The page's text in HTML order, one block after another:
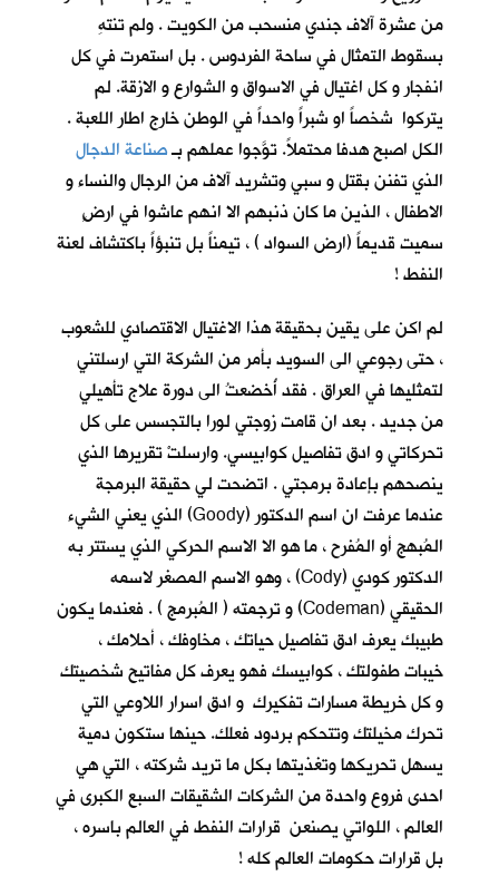
من عشرة آلاف جندي منسحب من الكويت . ولم تنتهِ
بسقوط التمثال في ساحة الفردوس . بل استمرت في كل
انفجار و كل اغتيال في الاسواق و الشوارع و الازقة. لم
يتركوا شخصاً او شبراً واحداً في الوطن خارج اطار اللعبة .
الكل اصبح هدفا محتملاً. توَّجوا عملهم بـصناعة الدجال
الذي تفنن بقتل و سبي وتشريد آلاف من الرجال والنساء و
الاطفال ، الذين ما كان ذنبهم الا انهم عاشوا في ارضٍ
سميت قديماً (ارض السواد ) ، تيمناً بل تنبؤاً باكتشاف لعنة
النفط !
لم اكن على يقين بحقيقة هذا الاغتيال الاقتصادي للشعوب
، حتى رجوعي الى السويد بأمر من الشركة التي ارسلتني
لتمثليها في العراق . فقد أُخضعتُ الى دورة علاج تأهيلي
من جديد . بعد ان قامت زوجتي لورا بالتجسس على كل
تحركاتي و ادق تفاصيل كوابيسي. وارسلتْ تقريرها الذي
ينصحهم بإعادة برمجتي . اتضحت لي حقيقة البرمجة
عندما عرفت ان اسم الدكتور (Goody) الذي يعني الشيء
المُبهج أو المُفرح ، ما هو الا الاسم الحركي الذي يستتر به
الدكتور كودي (Cody) ، وهو الاسم المصغر لاسمه
الحقيقي (Codeman) و ترجمته ( المُبرمج ) . فعندما يكون
طبيبك يعرف ادق تفاصيل حياتك ، مخاوفك ، أحلامك ،
خيبات طفولتك ، كوابيسك فهو يعرف كل مفاتيح شخصيتك
و كل خريطة مسارات تفكيرك و ادق اسرار اللاوعي التي
تحرك مخيلتك وتتحكم بردود فعلك. حينها ستكون دمية
يسهل تحريكها وتغذيتها بكل ما تريد شركته ، التي هي
احدى فروع واحدة من الشركات الشقيقات السبع الكبرى في
العالم ، اللواتي يصنعن قرارات النفط في العالم باسره ،
بل قرارات حكومات العالم كله !